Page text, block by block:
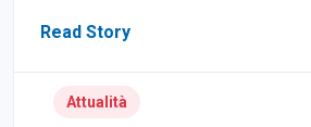
Read Story
Attualità